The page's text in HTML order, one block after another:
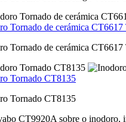
Tornado de cerámica
Tornado de cerámica
Tornado CT8135
Tornado CT8135